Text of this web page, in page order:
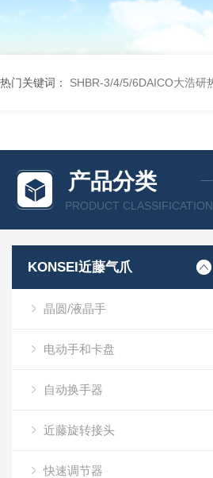
热门关键词： SHBR-3/4/5/6DAICO大浩研
产品分类
PRODUCT CLASSIFICATION
KONSEI近藤气爪
晶圆/液晶手
电动手和卡盘
自动换手器
近藤旋转接头
快速调节器